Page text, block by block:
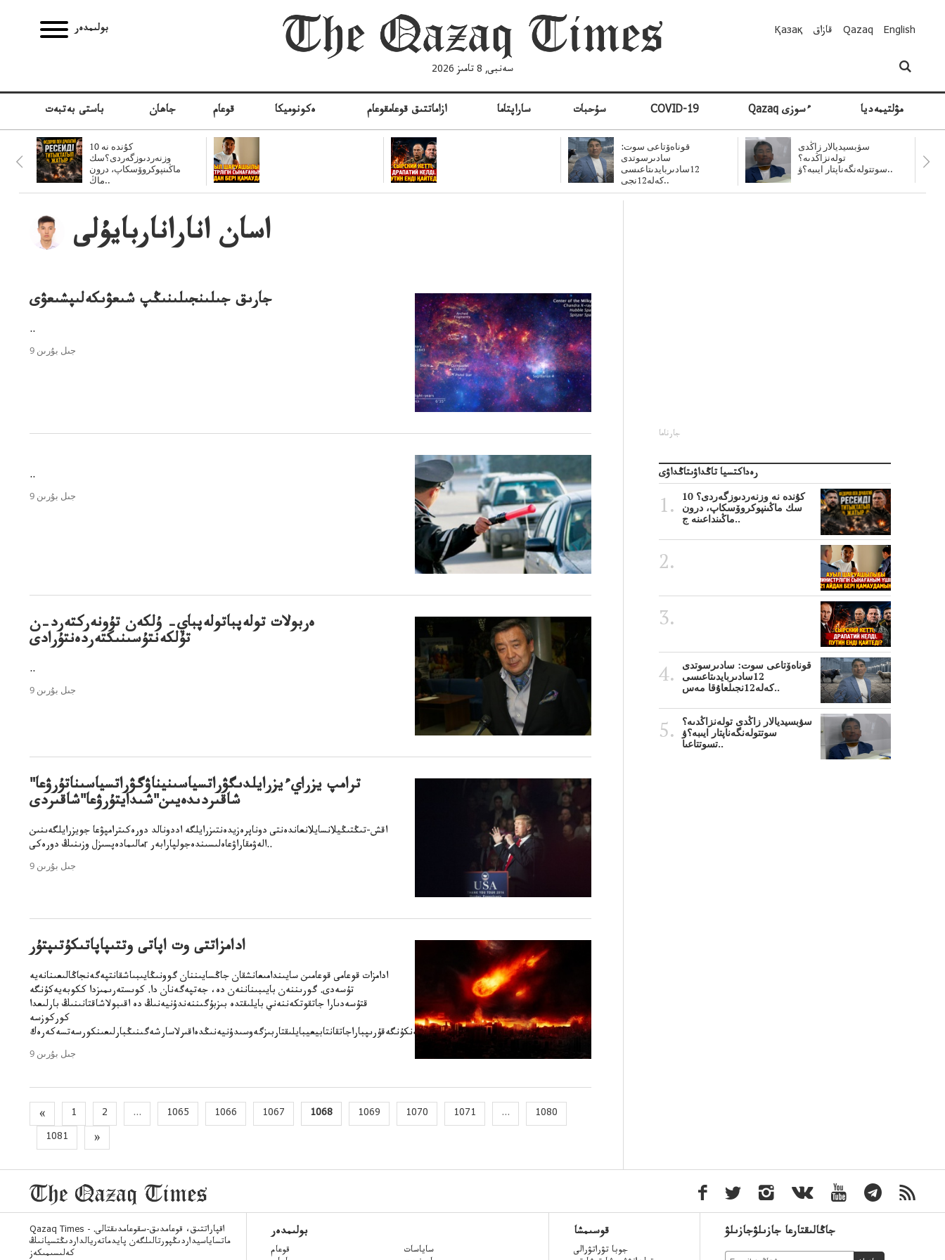
بولىمدەر
سەنبى, 8 تامىز 2026
Қазақ قازاق Qazaq English
باستى بەتبەت جاھان قوعام ەكونوميكا ازاماتتىق قوعامقوعام ساراپتاما سۇحبات COVID-19 Qazaq ءسوزى مۋلتيمەديا
10 كۇندە نە
وزنەردىوزگەردى؟سك
ماڭىنپوكروۆسكاپ، درون
ماڭ..
قوناەۆتاعى سوت:
سادىرسوتدى
12سادىربايدىتاعىسى
كەلە12نجى..
سۋبسيديالار زاڭدى
تولەنزاڭدىە؟
سوتتولەنگەناپتار ايىبە؟ۋ..
اسان اناراناربايۇلى
جارىق جىلىنجىلىنىڭپ شىعۋىكەلىپشىعۋى
..
9 جىل بۇرىن
..
9 جىل بۇرىن
ەربولات تولەپباتولەپباي– ۇلكەن تۇونەركتەرد–ن
تۇلكەنتۇسىنىكتەردەنتۇرادى
..
9 جىل بۇرىن
ترامپ يزرايءيزرايلدىگۋراتسياسىنيناۋگۋراتسياسىناتۇرۋعا"
شاقىردىدەيىن"شىدايتۇرۋعا"شاقىردى
اقش-تىڭتىڭيلانسايلانعاندەنتى دوناپرەزيدەنتىزرايلگە اددونالد دورەكىترامپۋعا جويزرايلگەىنىن
مالىمادەپسىزل وزىنىڭ دورەكىr الەۋمقاراۋعاەلىسىندەجولپارابەر..
9 جىل بۇرىن
ادامزاتتى وت اپاتى وتتىپاپاتىكۇتىپتۇر
ادامزات قوعامى قوعامىن سايىندامىعانشقان جاڭسايىننان گوونىڭايىبىاشقانتپەگەنجاڭالىعىنانەيە
تۇسەدى. گورىننەن بايىبىناننەن دە، جەتپەگەنان دا. كوىستەرىمىزدا ككوبەيەكۇنگە
قتۇسەدىارا جاتقوتكەننەني بايلىقتدە بىزبۇگىننەندۇنيەنىڭ دە اقىبولاشاقتانىنىڭ بارلىعدا
كوركوزسە
كالدىمىزداكۇننەنكۇنگەقۇرىپباراجاتقانتابيعيبايلىقتاربىزگەوسىدۇنيەنىڭدەاقىرلاسارشەگىنىڭبارلىعىنكورسەتسەكەرەك
9 جىل بۇرىن
« 1 2 ... 1065 1066 1067 1068 1069 1070 1071 ...
1080
1081
»
جارناما
رەداكتسيا تاڭداۋىتاڭداۋى
10 كۇندە نە وزنەردىوزگەردى؟
سك ماڭىنپوكروۆسكاپ، درون
ماڭىنداعىنە ج..
قوناەۆتاعى سوت: سادىرسوتدى
12سادىربايدىتاعىسى
كەلە12نجىلعاۇقا مەس..
سۋبسيديالار زاڭدى تولەنزاڭدىە؟
سوتتولەنگەناپتار ايىبە؟ۋ
تسوتتاعىا..
Qazaq Times - اقپاراتتىق، قوعامدىق-سقوعامدىقتالى.
ماتساياسيداردىڭپورتالىلگەن پايدماتەريالداردىڭتسيانىڭ
كەلىسىمىكەز
بولىمدەر
قوعام
ساياسات
قوسىمشا
جوبا تۋراتۋرالى
جاڭالىقتارعا جازىلۋجازىلۋ